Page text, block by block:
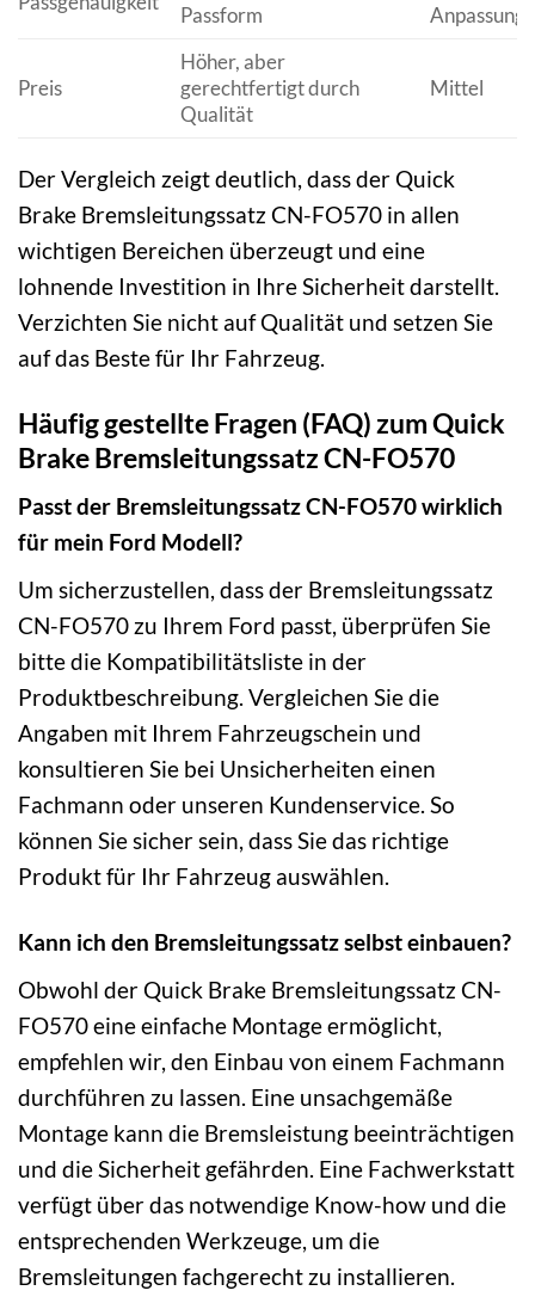
Passform
Preis
Höher, aber
gerechtfertigt durch
Qualität
Mittel
Der Vergleich zeigt deutlich, dass der Quick
Brake Bremsleitungssatz CN-FO570 in allen
wichtigen Bereichen überzeugt und eine
lohnende Investition in Ihre Sicherheit darstellt.
Verzichten Sie nicht auf Qualität und setzen Sie
auf das Beste für Ihr Fahrzeug.
Häufig gestellte Fragen (FAQ) zum Quick
Brake Bremsleitungssatz CN-FO570
Passt der Bremsleitungssatz CN-FO570 wirklich
für mein Ford Modell?
Um sicherzustellen, dass der Bremsleitungssatz
CN-FO570 zu Ihrem Ford passt, überprüfen Sie
bitte die Kompatibilitätsliste in der
Produktbeschreibung. Vergleichen Sie die
Angaben mit Ihrem Fahrzeugschein und
konsultieren Sie bei Unsicherheiten einen
Fachmann oder unseren Kundenservice. So
können Sie sicher sein, dass Sie das richtige
Produkt für Ihr Fahrzeug auswählen.
Kann ich den Bremsleitungssatz selbst einbauen?
Obwohl der Quick Brake Bremsleitungssatz CN-
FO570 eine einfache Montage ermöglicht,
empfehlen wir, den Einbau von einem Fachmann
durchführen zu lassen. Eine unsachgemäße
Montage kann die Bremsleistung beeinträchtigen
und die Sicherheit gefährden. Eine Fachwerkstatt
verfügt über das notwendige Know-how und die
entsprechenden Werkzeuge, um die
Bremsleitungen fachgerecht zu installieren.